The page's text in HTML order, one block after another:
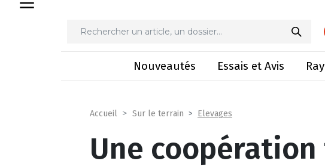
Nouveautés Essais et Avis
Une coopération fumier
Accueil Sur le terrain Elevages
Une